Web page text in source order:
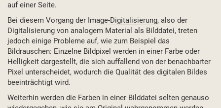
auf einer Seite.
Bei diesem Vorgang der Image-Digitalisierung, also der
Digitalisierung von analogem Material als Bilddatei, treten
jedoch einige Probleme auf, wie zum Beispiel das
Bildrauschen: Einzelne Bildpixel werden in einer Farbe oder
Helligkeit dargestellt, die sich auffallend von der benachbarter
Pixel unterscheidet, wodurch die Qualität des digitalen Bildes
beeinträchtigt wird.
Weiterhin werden die Farben in einer Bilddatei selten genauso